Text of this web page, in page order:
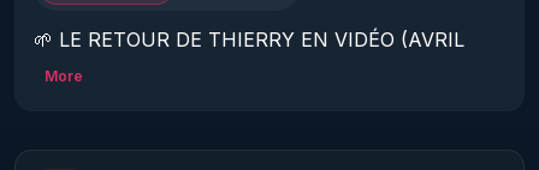
🌱 LE RETOUR DE THIERRY EN VIDÉO (AVRIL
2022)!
https://www.rgnr.fr/presentation.html
More